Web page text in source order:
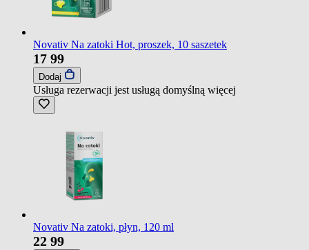
Novativ Na zatoki Hot, proszek, 10 saszetek
17 99
Dodaj
Usługa rezerwacji jest usługą domyślną więcej
Novativ Na zatoki, płyn, 120 ml
22 99